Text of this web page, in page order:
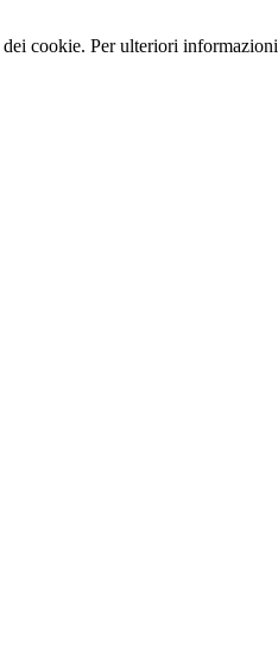
cookie. Per ulteriori